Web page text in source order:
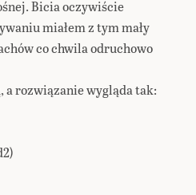
Bicia oczywiście
miałem z tym mały
co chwila odruchowo
rozwiązanie wygląda tak: